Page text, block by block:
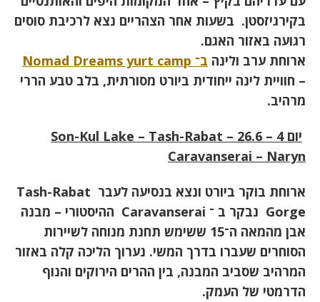
בקירגיזסטן. בשעות אחר הצהריים נצא לרכיבת סוסים
רגועה באזור האגם.
ארוחת ערב ולינה ב־
– חוויית לינה ייחודית ביורט מסורתית, בלב טבע הררי
מרהיב.
יום 4 – 26.6 –
Son-Kul Lake – Tash-Rabat
Caravanserai – Naryn
ארוחת בוקר ביורט ונצא בנסיעה לעבר Tash-Rabat
Gorge נבקר ב ־ Caravanserai ההיסטורי – מבנה
אבן מהמאה ה־15 ששימש תחנת מנוחה לשיירות
הסוחרים שעברו בדרך המשי. נערוך הליכה קלה באזור
המרהיב שסביב המבנה, בין ההרים הירוקים והנוף
הדרמטי של העמק.